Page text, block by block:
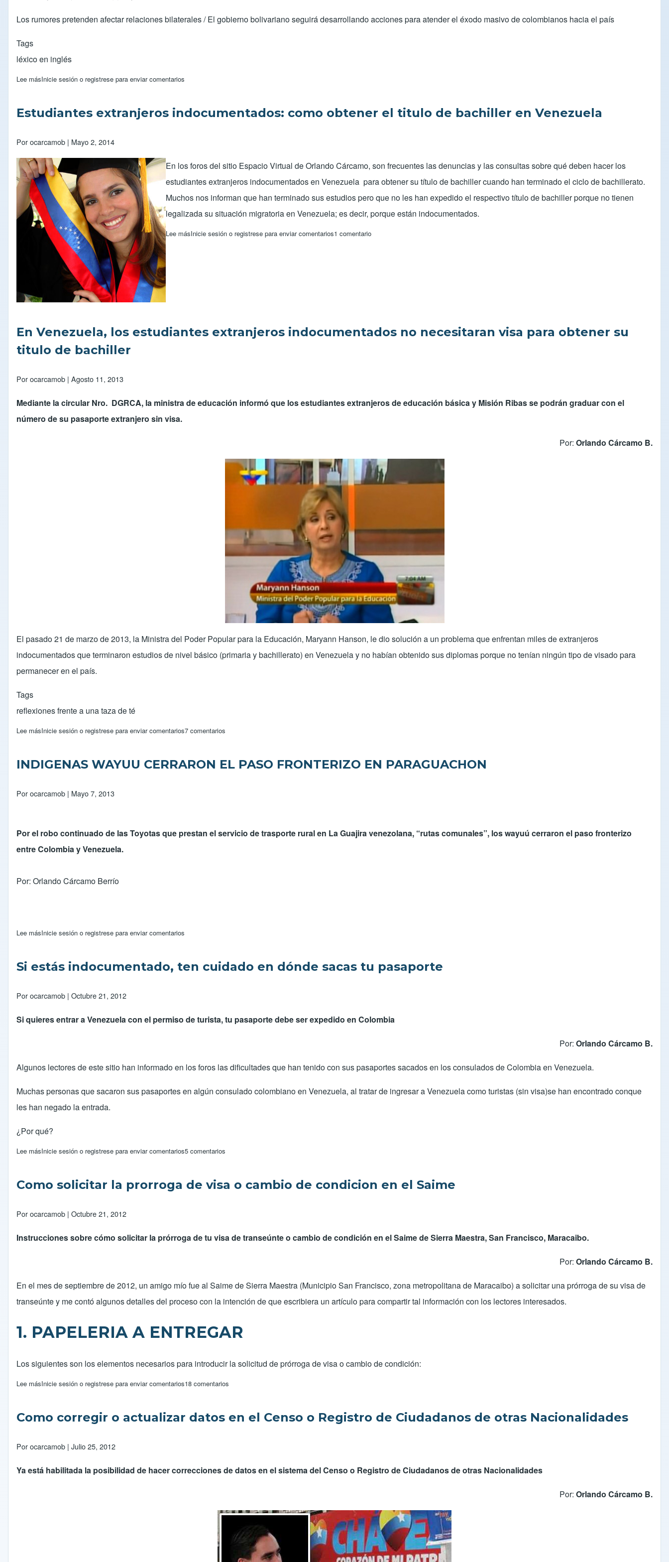
Los rumores pretenden afectar relaciones bilaterales / El gobierno bolivariano seguirá desarrollando acciones para atender el éxodo masivo de colombianos hacia el país
Tags
léxico en inglés
Lee mássobre Venezuela repudia manipulación sobre asuntos migratorios con Colombia
Inicie sesión o registrese para enviar comentarios
Estudiantes extranjeros indocumentados: como obtener el titulo de bachiller en Venezuela
Porocarcamob | Mayo 2, 2014
En los foros del sitio Espacio Virtual de Orlando Cárcamo, son frecuentes las denuncias y las consultas sobre qué deben hacer los
estudiantes extranjeros indocumentados en Venezuela para obtener su título de bachiller cuando han terminado el ciclo de bachillerato.
Muchos nos informan que han terminado sus estudios pero que no les han expedido el respectivo título de bachiller porque no tienen
legalizada su situación migratoria en Venezuela; es decir, porque están indocumentados.
Lee mássobre Estudiantes extranjeros indocumentados: como obtener el titulo de bachiller en Venezuela
Inicie sesión o registrese para enviar comentarios1 comentario
En Venezuela, los estudiantes extranjeros indocumentados no necesitaran visa para obtener su
titulo de bachiller
Porocarcamob | Agosto 11, 2013
Mediante la circular Nro. DGRCA, la ministra de educación informó que los estudiantes extranjeros de educación básica y Misión Ribas se podrán graduar con el
número de su pasaporte extranjero sin visa.
Por: Orlando Cárcamo B.
El pasado 21 de marzo de 2013, la Ministra del Poder Popular para la Educación, Maryann Hanson, le dio solución a un problema que enfrentan miles de extranjeros
indocumentados que terminaron estudios de nivel básico (primaria y bachillerato) en Venezuela y no habían obtenido sus diplomas porque no tenían ningún tipo de visado para
permanecer en el país.
Tags
reflexiones frente a una taza de té
Lee mássobre En Venezuela, los estudiantes extranjeros indocumentados no necesitaran visa para obtener su titulo de bachiller
Inicie sesión o registrese para enviar comentarios7 comentarios
INDIGENAS WAYUU CERRARON EL PASO FRONTERIZO EN PARAGUACHON
Porocarcamob | Mayo 7, 2013
Por el robo continuado de las Toyotas que prestan el servicio de trasporte rural en La Guajira venezolana, “rutas comunales”, los wayuú cerraron el paso fronterizo
entre Colombia y Venezuela.
Por: Orlando Cárcamo Berrío
Lee mássobre INDIGENAS WAYUU CERRARON EL PASO FRONTERIZO EN PARAGUACHON
Inicie sesión o registrese para enviar comentarios
Si estás indocumentado, ten cuidado en dónde sacas tu pasaporte
Porocarcamob | Octubre 21, 2012
Si quieres entrar a Venezuela con el permiso de turista, tu pasaporte debe ser expedido en Colombia
Por: Orlando Cárcamo B.
Algunos lectores de este sitio han informado en los foros las dificultades que han tenido con sus pasaportes sacados en los consulados de Colombia en Venezuela.
Muchas personas que sacaron sus pasaportes en algún consulado colombiano en Venezuela, al tratar de ingresar a Venezuela como turistas (sin visa)se han encontrado conque
les han negado la entrada.
¿Por qué?
Lee mássobre Si estás indocumentado, ten cuidado en dónde sacas tu pasaporte
Inicie sesión o registrese para enviar comentarios5 comentarios
Como solicitar la prorroga de visa o cambio de condicion en el Saime
Porocarcamob | Octubre 21, 2012
Instrucciones sobre cómo solicitar la prórroga de tu visa de transeúnte o cambio de condición en el Saime de Sierra Maestra, San Francisco, Maracaibo.
Por: Orlando Cárcamo B.
En el mes de septiembre de 2012, un amigo mío fue al Saime de Sierra Maestra (Municipio San Francisco, zona metropolitana de Maracaibo) a solicitar una prórroga de su visa de
transeúnte y me contó algunos detalles del proceso con la intención de que escribiera un artículo para compartir tal información con los lectores interesados.
1. PAPELERIA A ENTREGAR
Los siguientes son los elementos necesarios para introducir la solicitud de prórroga de visa o cambio de condición:
Lee mássobre Como solicitar la prorroga de visa o cambio de condicion en el Saime
Inicie sesión o registrese para enviar comentarios18 comentarios
Como corregir o actualizar datos en el Censo o Registro de Ciudadanos de otras Nacionalidades
Porocarcamob | Julio 25, 2012
Ya está habilitada la posibilidad de hacer correcciones de datos en el sistema del Censo o Registro de Ciudadanos de otras Nacionalidades
Por: Orlando Cárcamo B.